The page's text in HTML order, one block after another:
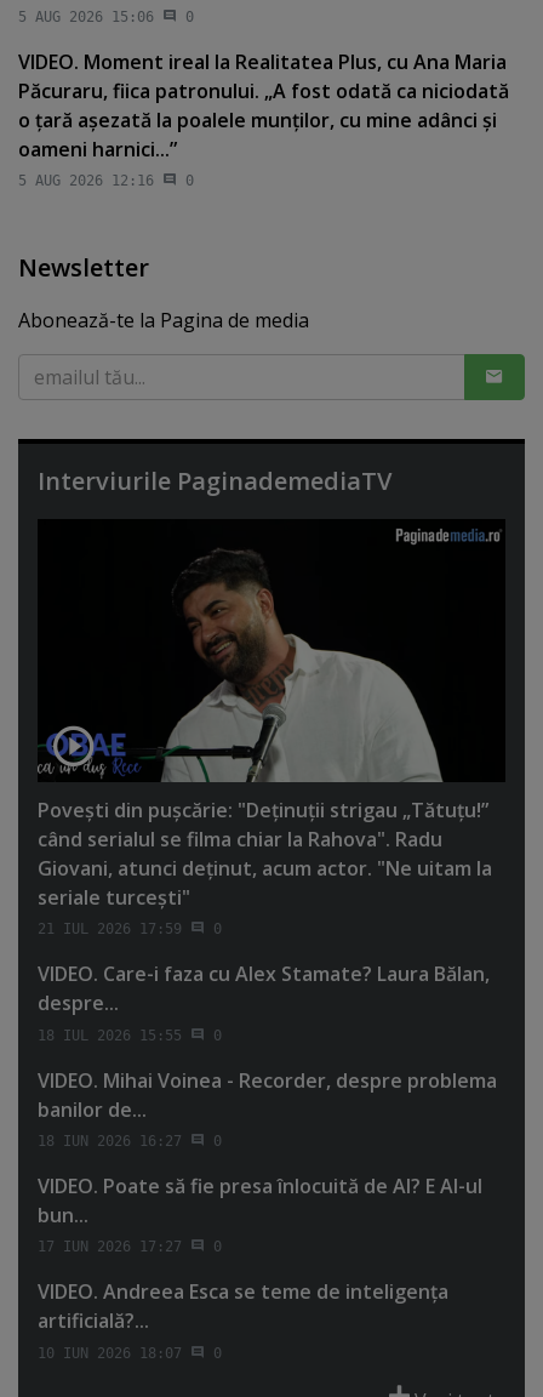
5 AUG 2026 15:06 0
VIDEO. Moment ireal la Realitatea Plus, cu Ana Maria
Păcuraru, fiica patronului. „A fost odată ca niciodată
o ţară aşezată la poalele munţilor, cu mine adânci şi
oameni harnici...”
5 AUG 2026 12:16 0
Newsletter
Abonează-te la Pagina de media
Interviurile PaginademediaTV
Poveşti din puşcărie: "Deţinuţii strigau „Tătuţu!”
când serialul se filma chiar la Rahova". Radu
Giovani, atunci deţinut, acum actor. "Ne uitam la
seriale turceşti"
21 IUL 2026 17:59 0
VIDEO. Care-i faza cu Alex Stamate? Laura Bălan,
despre...
18 IUL 2026 15:55 0
VIDEO. Mihai Voinea - Recorder, despre problema
banilor de...
18 IUN 2026 16:27 0
VIDEO. Poate să fie presa înlocuită de AI? E AI-ul
bun...
17 IUN 2026 17:27 0
VIDEO. Andreea Esca se teme de inteligenţa
artificială?...
10 IUN 2026 18:07 0